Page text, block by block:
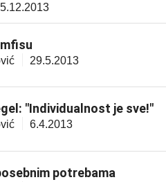
29.5.2013
"Individualnost je sve!"
6.4.2013
potrebama